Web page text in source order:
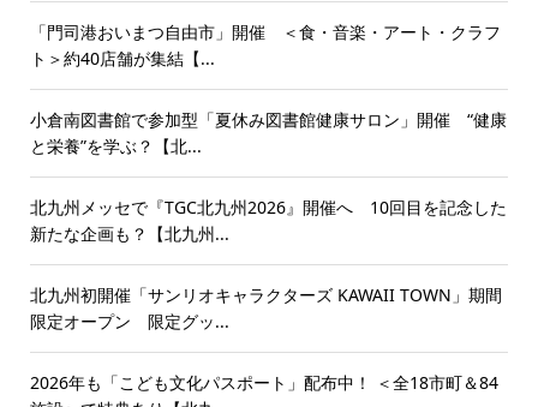
「門司港おいまつ自由市」開催 ＜食・音楽・アート・クラフ
ト＞約40店舗が集結【...
小倉南図書館で参加型「夏休み図書館健康サロン」開催 “健康
と栄養”を学ぶ？【北...
北九州メッセで『TGC北九州2026』開催へ 10回目を記念した
新たな企画も？【北九州...
北九州初開催「サンリオキャラクターズ KAWAII TOWN」期間
限定オープン 限定グッ...
2026年も「こども文化パスポート」配布中！ ＜全18市町＆84